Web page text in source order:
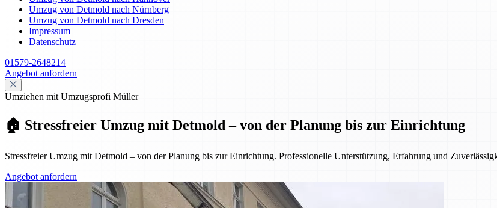
Umzug von Detmold nach Nürnberg
Umzug von Detmold nach Dresden
Impressum
Datenschutz
01579-2648214
Angebot anfordern
Umziehen mit Umzugsprofi Müller
🏠 Stressfreier Umzug mit Detmold – von der Planung bis zur Einrichtung
Stressfreier Umzug mit Detmold – von der Planung bis zur Einrichtung. Professionelle Unterstützung, Erfahrung und
Angebot anfordern